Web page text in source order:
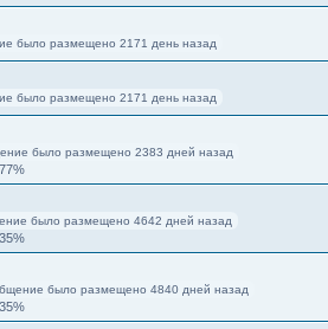
было размещено 2171 день назад
было размещено 2171 день назад
было размещено 2383 дней назад
было размещено 4642 дней назад
было размещено 4840 дней назад